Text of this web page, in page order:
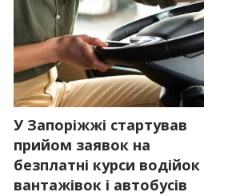
У Запоріжжі стартував
прийом заявок на
безплатні курси водійок
вантажівок і автобусів